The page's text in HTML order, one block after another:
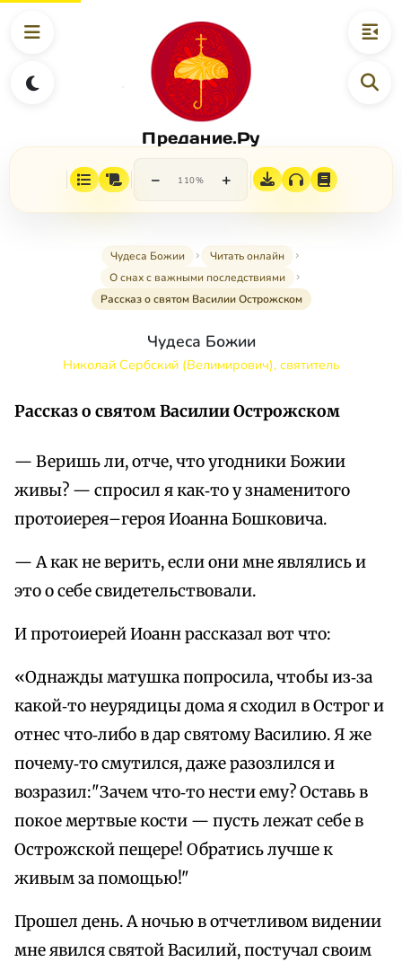
Предание.Ру
− 110% +
Чудеса Божии
Читать онлайн
О снах с важными последствиями
Рассказ о святом Василии Острожском
Чудеса Божии
Николай Сербский (Велимирович), святитель
Рассказ о святом Василии Острожском
— Веришь ли, отче, что угодники Божии
живы? — спросил я как‑то у знаменитого
протоиерея–героя Иоанна Бошковича.
— А как не верить, если они мне являлись и
это о себе свидетельствовали.
И протоиерей Иоанн рассказал вот что:
«Однажды матушка попросила, чтобы из‑за
какой‑то неурядицы дома я сходил в Острог и
отнес что‑либо в дар святому Василию. Я же
почему‑то смутился, даже разозлился и
возразил:"Зачем что‑то нести ему? Оставь в
покое мертвые кости — пусть лежат себе в
Острожской пещере! Обратись лучше к
живым за помощью!"
Прошел день. А ночью в отчетливом видении
мне явился святой Василий, постучал своим